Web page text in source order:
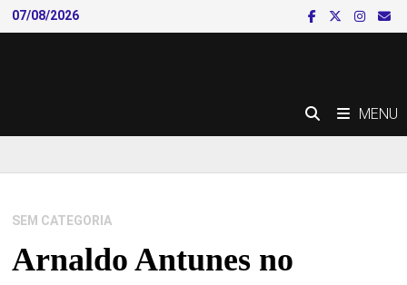
Skip
to
07/08/2026
MENU
SEM CATEGORIA
Arnaldo Antunes no